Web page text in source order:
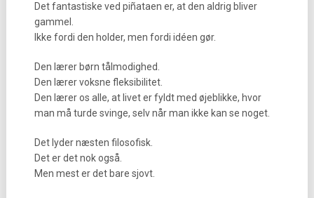
Det fantastiske ved piñataen er, at den aldrig bliver
gammel.
Ikke fordi den holder, men fordi idéen gør.
Den lærer børn tålmodighed.
Den lærer voksne fleksibilitet.
Den lærer os alle, at livet er fyldt med øjeblikke, hvor
man må turde svinge, selv når man ikke kan se noget.
Det lyder næsten filosofisk.
Det er det nok også.
Men mest er det bare sjovt.